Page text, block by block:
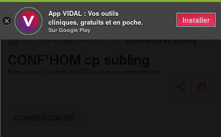
DM & Parapharmacie CONF'HOM cp subling
Ajouter un commentaire
×
App VIDAL : Vos outils
cliniques, gratuits et en poche.
Sur Google Play
Installer